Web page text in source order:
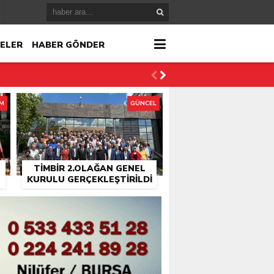
HABER GÖNDER
TİMBİR 2.OLAĞAN GENEL
KURULU GERÇEKLEŞTIRILDI
GÜNCEL